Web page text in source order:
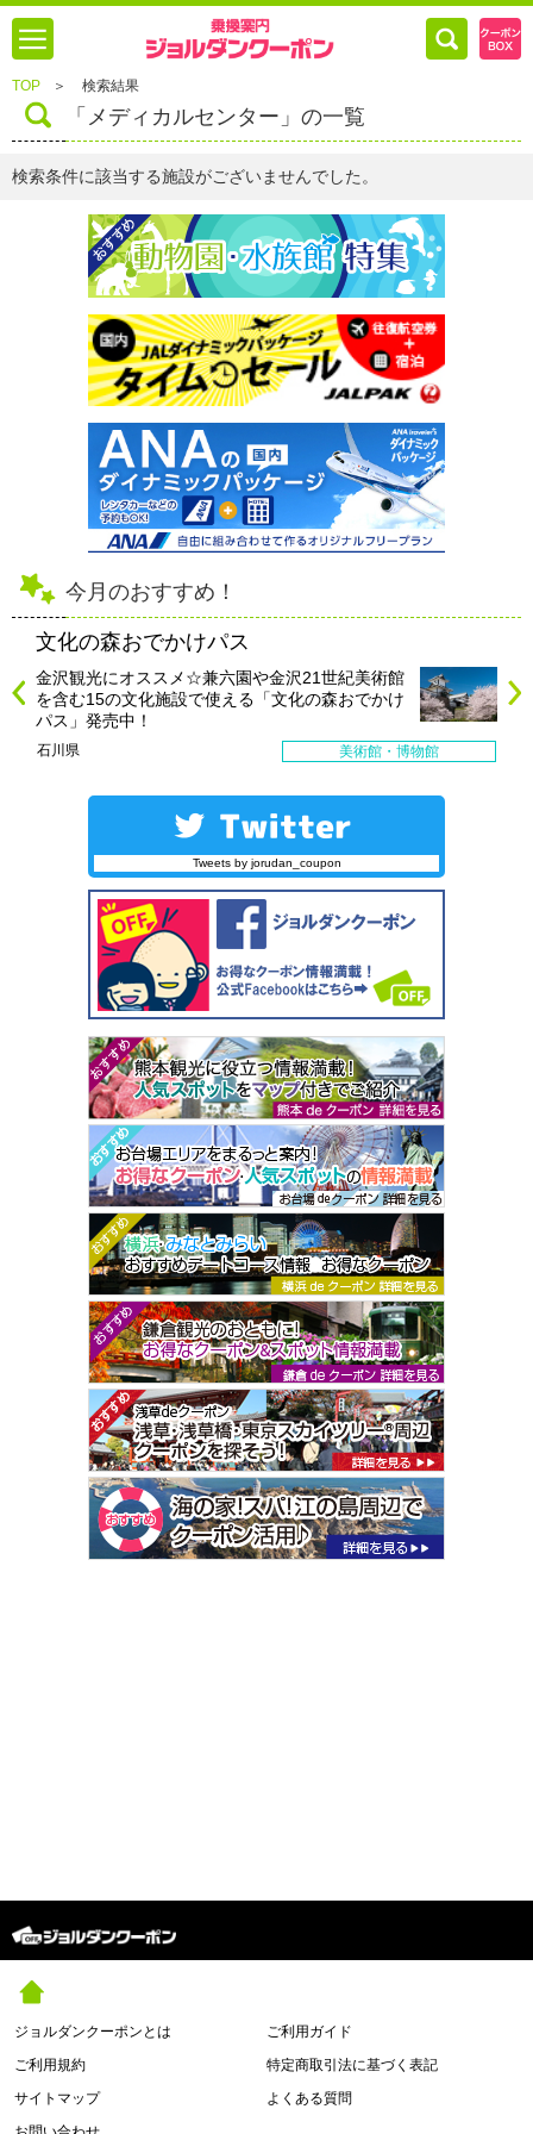
TOP ＞ 検索結果
「メディカルセンター」の一覧
検索条件に該当する施設がございませんでした。
今月のおすすめ！
文化の森おでかけパス
金沢観光にオススメ☆兼六園や金沢21世紀美術館
を含む15の文化施設で使える「文化の森おでかけ
パス」発売中！
石川県 美術館・博物館
Tweets by jorudan_coupon
ジョルダンクーポンとは
ご利用ガイド
ご利用規約
特定商取引法に基づく表記
サイトマップ
よくある質問